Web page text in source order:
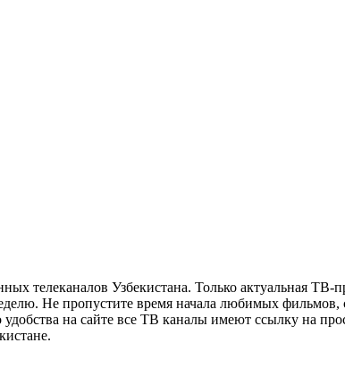
телеканалов Узбекистана. Только актуальная
Не пропустите время начала любимых фильмов,
на сайте все ТВ каналы имеют ссылку на